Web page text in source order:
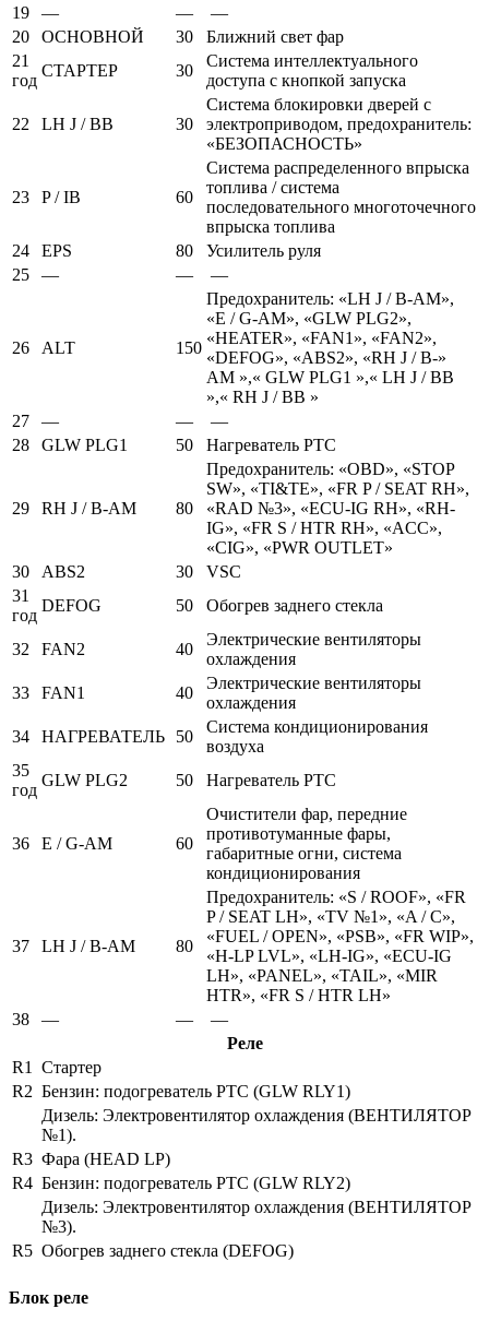
19
— —
—
20
ОСНОВНОЙ 30
Ближний свет фар
21
год
СТАРТЕР 30
Система интеллектуального
доступа с кнопкой запуска
22 LH J / BB 30
Система блокировки дверей с
электроприводом, предохранитель:
«БЕЗОПАСНОСТЬ»
23 P / IB 60
Система распределенного впрыска
топлива / система
последовательного многоточечного
впрыска топлива
24
EPS 80
Усилитель руля
25
— — —
26 ALT 150
Предохранитель: «LH J / B-AM»,
«E / G-AM», «GLW PLG2»,
«HEATER», «FAN1», «FAN2»,
«DEFOG», «ABS2», «RH J / B-»
AM »,« GLW PLG1 »,« LH J / BB
»,« RH J / BB »
27
— —
—
28
GLW PLG1 50 Нагреватель PTC
29 RH J / B-AM 80
Предохранитель: «OBD», «STOP
SW», «TI&TE», «FR P / SEAT RH»,
«RAD №3», «ECU-IG RH», «RH-
IG», «FR S / HTR RH», «ACC»,
«CIG», «PWR OUTLET»
30
ABS2 30
VSC
31
год
DEFOG 50 Обогрев заднего стекла
32 FAN2 40
Электрические вентиляторы
охлаждения
33
FAN1 40
Электрические вентиляторы
охлаждения
34
НАГРЕВАТЕЛЬ 50
Система кондиционирования
воздуха
35
год
GLW PLG2 50 Нагреватель PTC
36 E / G-AM 60
Очистители фар, передние
противотуманные фары,
габаритные огни, система
кондиционирования
37 LH J / B-AM 80
Предохранитель: «S / ROOF», «FR
P / SEAT LH», «TV №1», «A / C»,
«FUEL / OPEN», «PSB», «FR WIP»,
«H-LP LVL», «LH-IG», «ECU-IG
LH», «PANEL», «TAIL», «MIR
HTR», «FR S / HTR LH»
38
— —
—
Реле
R1
Стартер
R2 Бензин: подогреватель PTC (GLW RLY1)
Дизель: Электровентилятор охлаждения (ВЕНТИЛЯТОР
№1).
R3 Фара (HEAD LP)
R4 Бензин: подогреватель PTC (GLW RLY2)
Дизель: Электровентилятор охлаждения (ВЕНТИЛЯТОР
№3).
R5 Обогрев заднего стекла (DEFOG)
Блок реле